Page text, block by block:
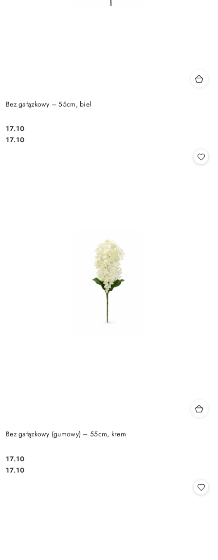
Bez gałązkowy – 55cm, biel
Cena:
17.10
Cena:
17.10
Bez gałązkowy (gumowy) – 55cm, krem
Cena:
17.10
Cena:
17.10